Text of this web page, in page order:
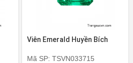
Viên Emerald Huyền Bích
Mã SP: TSVN033715